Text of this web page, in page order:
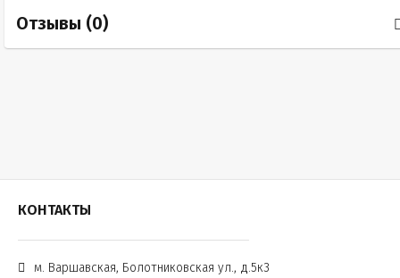
Отзывы (0)
КОНТАКТЫ
м. Варшавская, Болотниковская ул., д.5к3